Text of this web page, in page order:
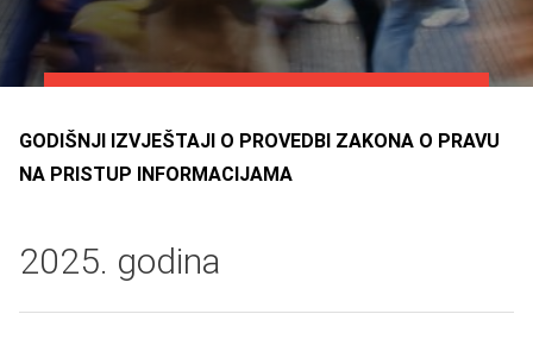
Kontrast:
GODIŠNJI IZVJEŠTAJI O PROVEDBI ZAKONA O PRAVU
NA PRISTUP INFORMACIJAMA
2025. godina